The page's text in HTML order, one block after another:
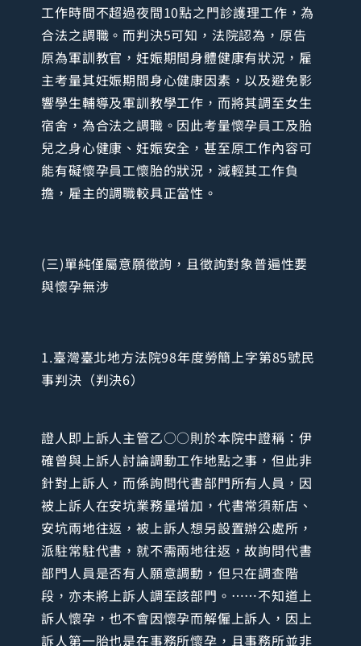
工作時間不超過夜間10點之門診護理工作，為
合法之調職。而判決5可知，法院認為，原告
原為軍訓教官，妊娠期間身體健康有狀況，雇
主考量其妊娠期間身心健康因素，以及避免影
響學生輔導及軍訓教學工作，而將其調至女生
宿舍，為合法之調職。因此考量懷孕員工及胎
兒之身心健康、妊娠安全，甚至原工作內容可
能有礙懷孕員工懷胎的狀況，減輕其工作負
擔，雇主的調職較具正當性。
(三)單純僅屬意願徵詢，且徵詢對象普遍性要
與懷孕無涉
1.臺灣臺北地方法院98年度勞簡上字第85號民
事判決（判決6）
證人即上訴人主管乙○○則於本院中證稱：伊
確曾與上訴人討論調動工作地點之事，但此非
針對上訴人，而係詢問代書部門所有人員，因
被上訴人在安坑業務量增加，代書常須新店、
安坑兩地往返，被上訴人想另設置辦公處所，
派駐常駐代書，就不需兩地往返，故詢問代書
部門人員是否有人願意調動，但只在調查階
段，亦未將上訴人調至該部門。……不知道上
訴人懷孕，也不會因懷孕而解僱上訴人，因上
訴人第一胎也是在事務所懷孕，且事務所並非